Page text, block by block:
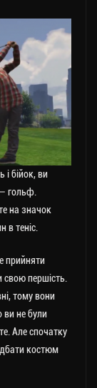
бійок, ви
гольф.
на значок
в теніс.
прийняти
свою першість.
тому вони
не були
Але спочатку
костюм